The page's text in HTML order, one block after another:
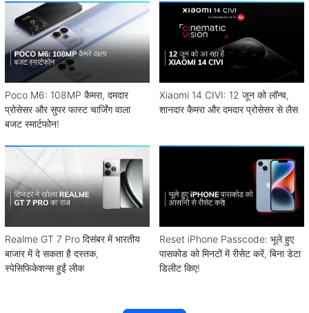
Poco M6: 108MP कैमरा, दमदार
प्रोसेसर और सुपर फास्ट चार्जिंग वाला
बजट स्मार्टफोन!
Xiaomi 14 CIVI: 12 जून को लॉन्च,
शानदार कैमरा और दमदार प्रोसेसर से लैस
Realme GT 7 Pro दिसंबर में भारतीय
बाजार में दे सकता है दस्तक,
स्पेसिफिकेशन्स हुईं लीक
Reset iPhone Passcode: भूले हुए
पासकोड को मिनटों में रीसेट करें, बिना डेटा
डिलीट किए!